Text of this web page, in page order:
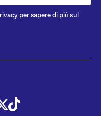
per sapere di più sul